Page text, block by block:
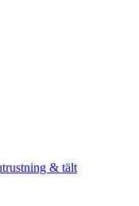
& tält